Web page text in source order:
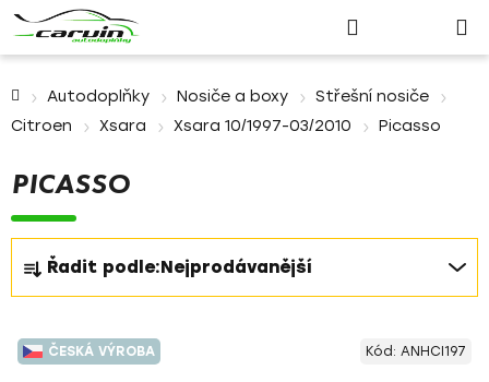
Přihlášení
košík
Autodoplňky Nosiče a boxy
Střešní nosiče
Citroen
Xsara Xsara 10/1997-03/2010 Picasso
PICASSO
Ř
a
z
e
n
Řadit podle:Nejprodávanější
V
ý
ČESKÁ VÝROBA Kód: ANHCI197